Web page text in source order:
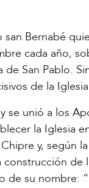
san Bernabé
cada año,
de San Pablo.
de la
se unió a los
la Iglesia
y, según
de
de su nombre: